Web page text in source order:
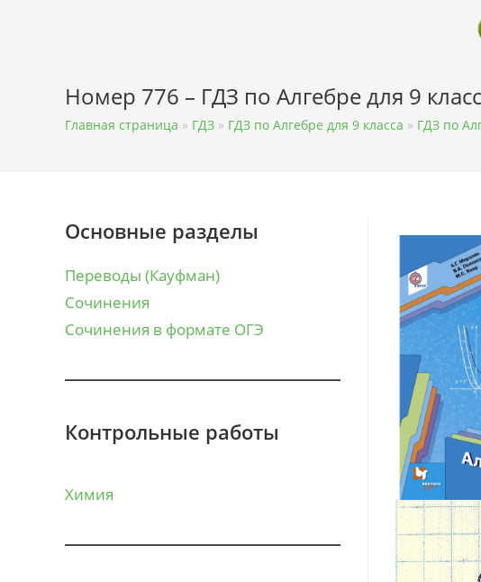
Номер 776 – ГДЗ по Алгебре для 9
Главная страница » ГДЗ » ГДЗ по Алгебре для 9 класса » ГДЗ по
Основные разделы
Переводы (Кауфман)
Сочинения
Сочинения в формате ОГЭ
Контрольные работы
Химия